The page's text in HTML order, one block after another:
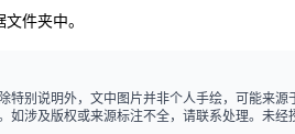
文件夹中。
特别说明外，文中图片并非个人手绘，可能来
如涉及版权或来源标注不全，请联系处理。未